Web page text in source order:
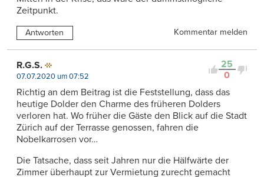
Zeitpunkt.
Antworten Kommentar melden
25
0
R.G.S.
07.07.2020 um 07:52
Richtig an dem Beitrag ist die Feststellung, dass das
heutige Dolder den Charme des früheren Dolders
verloren hat. Wo früher die Gäste den Blick auf die Stadt
Zürich auf der Terrasse genossen, fahren die
Nobelkarrosen vor…
Die Tatsache, dass seit Jahren nur die Hälfwärte der
Zimmer überhaupt zur Vermietung zurecht gemacht